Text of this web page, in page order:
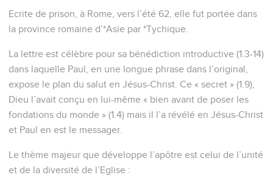
Ecrite de prison, à Rome, vers l’été 62, elle fut portée dans
la province romaine d’*Asie par *Tychique.
La lettre est célèbre pour sa bénédiction introductive (1.3-14)
dans laquelle Paul, en une longue phrase dans l’original,
expose le plan du salut en Jésus-Christ. Ce « secret » (1.9),
Dieu l’avait conçu en lui-même « bien avant de poser les
fondations du monde » (1.4) mais il l’a révélé en Jésus-Christ
et Paul en est le messager.
Le thème majeur que développe l’apôtre est celui de l’unité
et de la diversité de l’Eglise :